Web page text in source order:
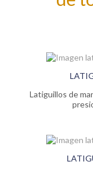
Latiguillos de